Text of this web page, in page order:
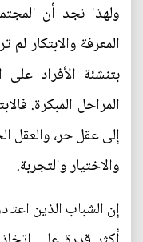
ولهذا نجد أن
المعرفة والابتكار
بتنشئة الأفراد على
المراحل المبكرة.
إلى عقل حر، والعقل
والاختيار والتجربة.
إن الشباب الذين